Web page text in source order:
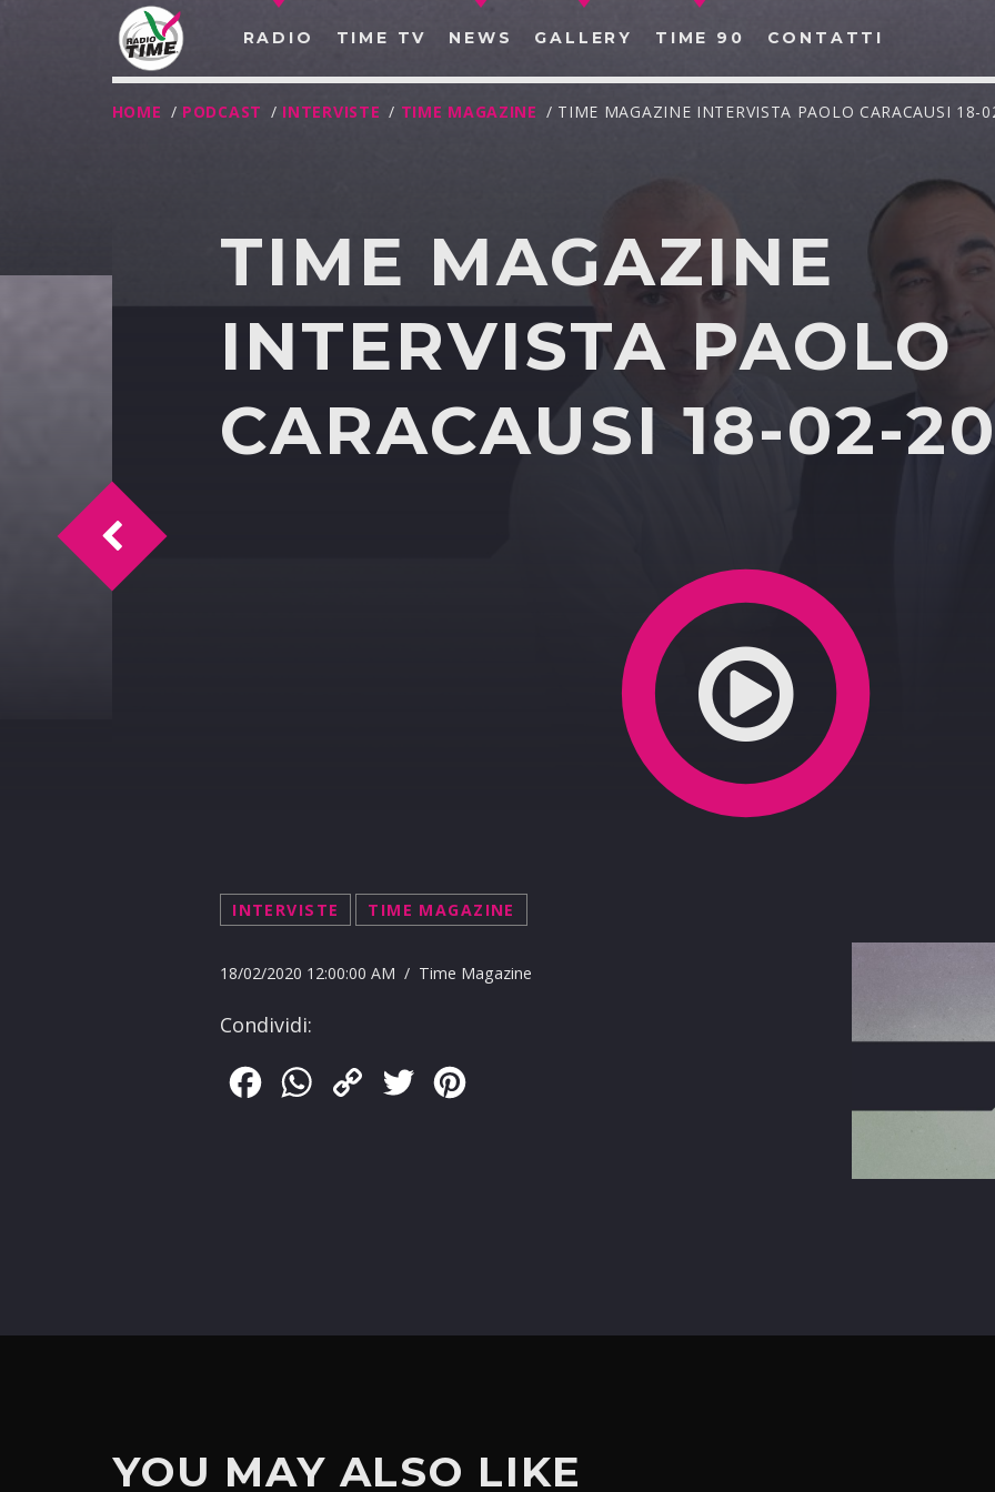
RADIO TIME TV NEWS GALLERY TIME 90 CONTATTI
CERCA NEL SITO WEB:
HOME / PODCAST / INTERVISTE / TIME MAGAZINE / TIME MAGAZINE INTERVISTA PAOLO CARACAUSI 18-
TIME MAGAZINE
INTERVISTA PAOLO
CARACAUSI 18-02-
INTERVISTE TIME MAGAZINE
18/02/2020 12:00:00 AM / Time Magazine
Condividi:
FacebookWhatsApp
Copy
Twitter
Time Magazine intervista Paolo Caracausi 27-02-2020
YOU MAY ALSO LIKE